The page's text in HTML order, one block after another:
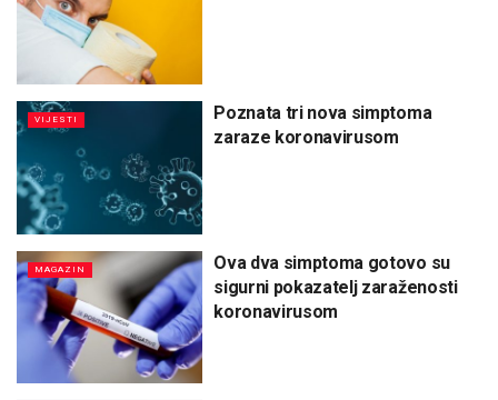
VIJESTI
Poznata tri nova simptoma
zaraze koronavirusom
MAGAZIN
Ova dva simptoma gotovo su
sigurni pokazatelj zaraženosti
koronavirusom